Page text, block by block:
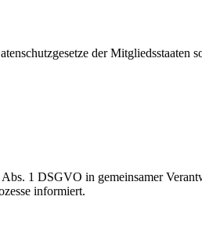
der Mitgliedsstaaten
1 DSGVO in gemeinsamer
informiert.